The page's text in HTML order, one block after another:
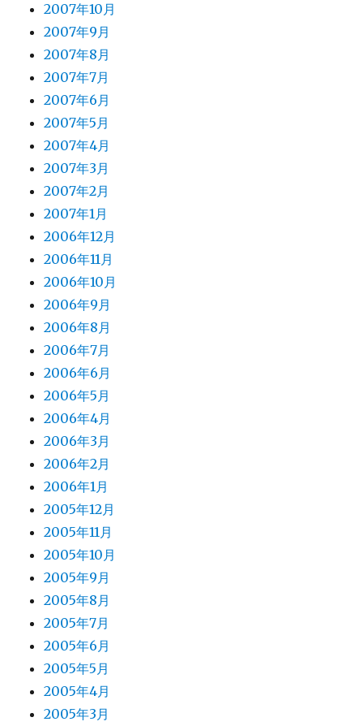
2007年10月
2007年9月
2007年8月
2007年7月
2007年6月
2007年5月
2007年4月
2007年3月
2007年2月
2007年1月
2006年12月
2006年11月
2006年10月
2006年9月
2006年8月
2006年7月
2006年6月
2006年5月
2006年4月
2006年3月
2006年2月
2006年1月
2005年12月
2005年11月
2005年10月
2005年9月
2005年8月
2005年7月
2005年6月
2005年5月
2005年4月
2005年3月